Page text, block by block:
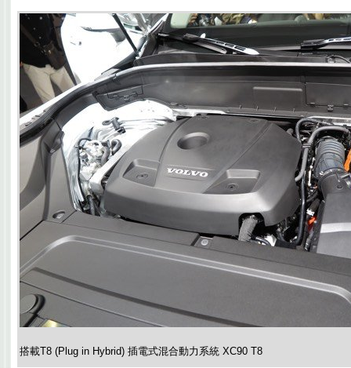
搭載T8 (Plug in Hybrid) 插電式混合動力系統 XC90 T8